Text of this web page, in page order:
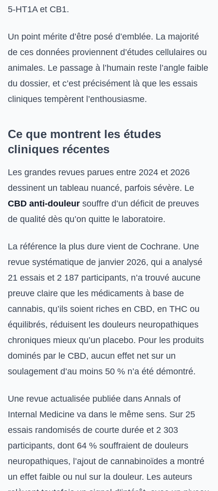
5-HT1A et CB1.
Un point mérite d’être posé d’emblée. La majorité
de ces données proviennent d’études cellulaires ou
animales. Le passage à l’humain reste l’angle faible
du dossier, et c’est précisément là que les essais
cliniques tempèrent l’enthousiasme.
Ce que montrent les études
cliniques récentes
Les grandes revues parues entre 2024 et 2026
dessinent un tableau nuancé, parfois sévère. Le
CBD anti-douleur souffre d’un déficit de preuves
de qualité dès qu’on quitte le laboratoire.
La référence la plus dure vient de Cochrane. Une
revue systématique de janvier 2026, qui a analysé
21 essais et 2 187 participants, n’a trouvé aucune
preuve claire que les médicaments à base de
cannabis, qu’ils soient riches en CBD, en THC ou
équilibrés, réduisent les douleurs neuropathiques
chroniques mieux qu’un placebo. Pour les produits
dominés par le CBD, aucun effet net sur un
soulagement d’au moins 50 % n’a été démontré.
Une revue actualisée publiée dans Annals of
Internal Medicine va dans le même sens. Sur 25
essais randomisés de courte durée et 2 303
participants, dont 64 % souffraient de douleurs
neuropathiques, l’ajout de cannabinoïdes a montré
un effet faible ou nul sur la douleur. Les auteurs